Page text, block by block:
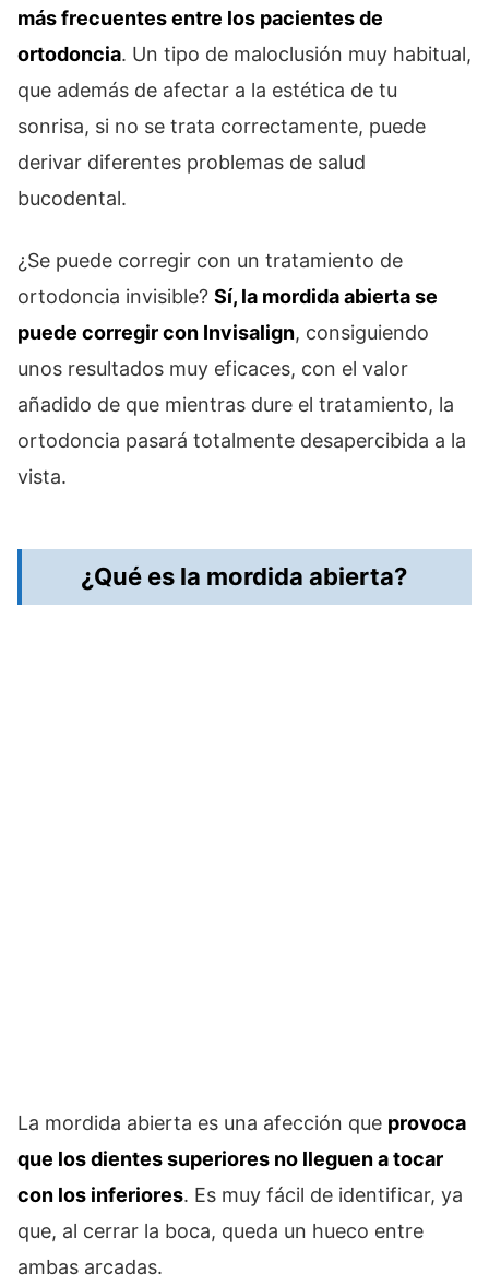
más frecuentes entre los pacientes de
ortodoncia. Un tipo de maloclusión muy habitual,
que además de afectar a la estética de tu
sonrisa, si no se trata correctamente, puede
derivar diferentes problemas de salud
bucodental.
¿Se puede corregir con un tratamiento de
ortodoncia invisible? Sí, la mordida abierta se
puede corregir con Invisalign, consiguiendo
unos resultados muy eficaces, con el valor
añadido de que mientras dure el tratamiento, la
ortodoncia pasará totalmente desapercibida a la
vista.
¿Qué es la mordida abierta?
La mordida abierta es una afección que provoca
que los dientes superiores no lleguen a tocar
con los inferiores. Es muy fácil de identificar, ya
que, al cerrar la boca, queda un hueco entre
ambas arcadas.